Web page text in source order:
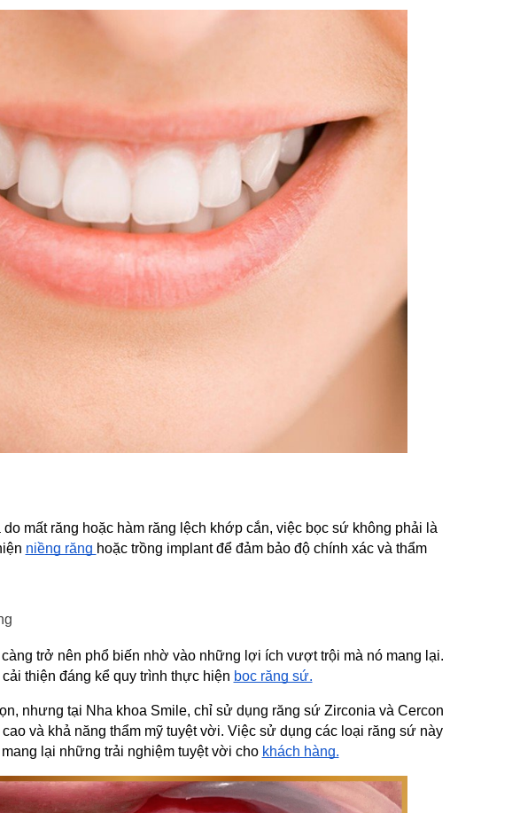
mất răng hoặc hàm răng lệch khớp cắn, việc bọc sứ không phải là
niềng răng hoặc trồng implant để đảm bảo độ chính xác và thẩm
trở nên phổ biến nhờ vào những lợi ích vượt trội mà nó mang lại.
thiện đáng kể quy trình thực hiện bọc răng sứ.
nhưng tại Nha khoa Smile, chỉ sử dụng răng sứ Zirconia và Cercon
và khả năng thẩm mỹ tuyệt vời. Việc sử dụng các loại răng sứ này
lại những trải nghiệm tuyệt vời cho khách hàng.